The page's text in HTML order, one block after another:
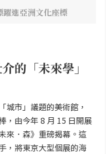
躍進亞洲文化座標
的「未來學」
城市」議題的美術館，
，由今年 8 月 15 日開展
來．森》重磅揭幕。這
，將東京大型個展的海